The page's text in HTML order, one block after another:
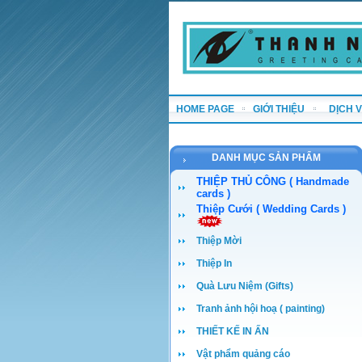
HOME PAGE GIỚI THIỆU DỊCH
DANH MỤC SẢN PHẨM
THIỆP THỦ CÔNG ( Handmade
cards )
Thiệp Cưới ( Wedding Cards )
Thiệp Mời
Thiệp In
Quà Lưu Niệm (Gifts)
Tranh ảnh hội hoạ ( painting)
THIẾT KẾ IN ẤN
Vật phẩm quảng cáo